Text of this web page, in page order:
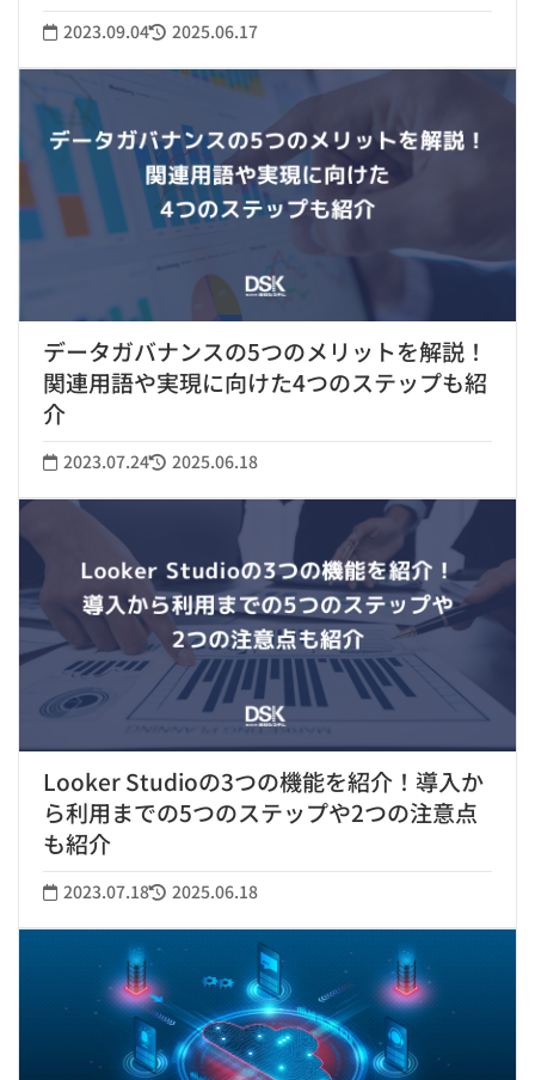
2023.09.04 2025.06.17
データガバナンスの5つのメリットを解説！
関連用語や実現に向けた4つのステップも紹
介
2023.07.24 2025.06.18
Looker Studioの3つの機能を紹介！導入か
ら利用までの5つのステップや2つの注意点
も紹介
2023.07.18 2025.06.18